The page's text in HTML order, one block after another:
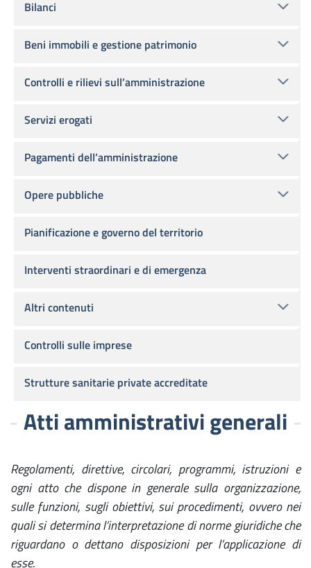
Atti amministrativi generali
Regolamenti, direttive, circolari, programmi, istruzioni e
ogni atto che dispone in generale sulla organizzazione,
sulle funzioni, sugli obiettivi, sui procedimenti, ovvero nei
quali si determina l’interpretazione di norme giuridiche che
riguardano o dettano disposizioni per l’applicazione di
esse.
Bilanci
Beni immobili e gestione patrimonio
Controlli e rilievi sull’amministrazione
Servizi erogati
Pagamenti dell’amministrazione
Opere pubbliche
Pianificazione e governo del territorio
Interventi straordinari e di emergenza
Altri contenuti
Controlli sulle imprese
Strutture sanitarie private accreditate